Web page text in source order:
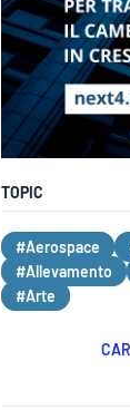
TOPIC
#Aerospace
#Allevamento
#Arte